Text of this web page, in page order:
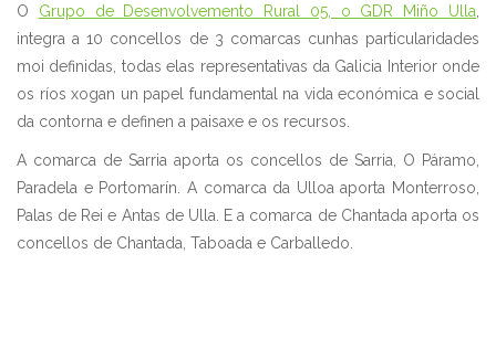
O Grupo de Desenvolvemento Rural 05, o GDR Miño Ulla
integra a 10 concellos de 3 comarcas cunhas particularidades
moi definidas, todas elas representativas da Galicia Interior onde
os ríos xogan un papel fundamental na vida económica e social
da contorna e definen a paisaxe e os recursos.
A comarca de Sarria aporta os concellos de Sarria, O Páramo,
Paradela e Portomarín. A comarca da Ulloa aporta Monterroso,
Palas de Rei e Antas de Ulla. E a comarca de Chantada aporta os
concellos de Chantada, Taboada e Carballedo.